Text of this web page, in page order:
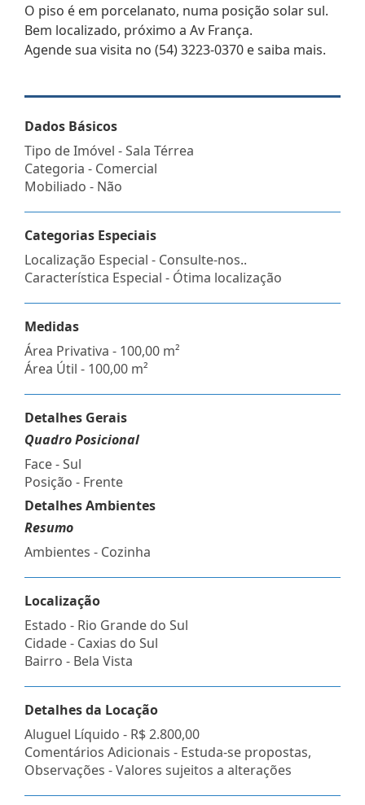
O piso é em porcelanato, numa posição solar sul.
Bem localizado, próximo a Av França.
Agende sua visita no (54) 3223-0370 e saiba mais.
Dados Básicos
Tipo de Imóvel - Sala Térrea
Categoria - Comercial
Mobiliado - Não
Categorias Especiais
Localização Especial - Consulte-nos..
Característica Especial - Ótima localização
Medidas
Área Privativa - 100,00 m²
Área Útil - 100,00 m²
Detalhes Gerais
Quadro Posicional
Face - Sul
Posição - Frente
Detalhes Ambientes
Resumo
Ambientes - Cozinha
Localização
Estado - Rio Grande do Sul
Cidade - Caxias do Sul
Bairro - Bela Vista
Detalhes da Locação
Aluguel Líquido - R$ 2.800,00
Comentários Adicionais - Estuda-se propostas,
Observações - Valores sujeitos a alterações